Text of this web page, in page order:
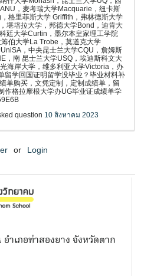
，麦考瑞大学Macquarie，纽卡斯
格里菲斯大学 Griffith，弗林德斯大学
堪培拉大学，邦德大学Bond，迪肯大
廷大学Curtin，墨尔本皇家理工学院
伯大学La Trobe，莫道克大学
，中央昆士兰大学CQU，詹姆斯
，南 昆士兰大学USQ，埃迪斯科文大
海岸大学，维多利亚大学Victoria，办
留学回国证明留学没毕业？毕业材料补
单购买，文凭定制，定制成绩单，留
作格拉摩根大学办UG毕业证成绩单学
question 10 สิงหาคม 2023
or Login
ำเภอท่าสองยาง จังหวัดตาก